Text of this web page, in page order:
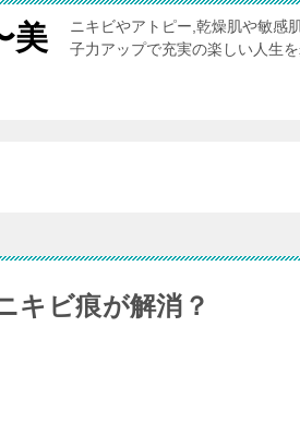
美
ニキビやアトピー,乾燥肌や敏感
子力アップで充実の楽しい人生
キビ痕が解消？